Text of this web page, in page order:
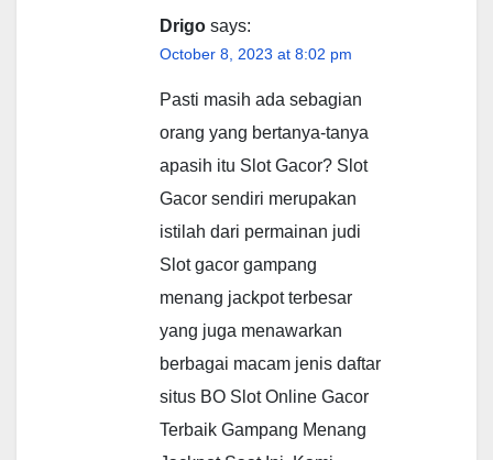
Drigo says:
October 8, 2023 at 8:02 pm
Pasti masih ada sebagian
orang yang bertanya-tanya
apasih itu Slot Gacor? Slot
Gacor sendiri merupakan
istilah dari permainan judi
Slot gacor gampang
menang jackpot terbesar
yang juga menawarkan
berbagai macam jenis daftar
situs BO Slot Online Gacor
Terbaik Gampang Menang